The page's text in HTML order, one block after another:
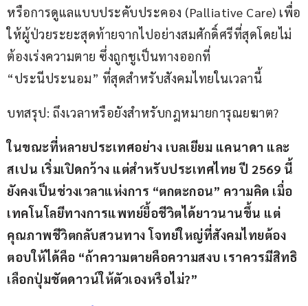
หรือการดูแลแบบประคับประคอง (Palliative Care) เพื่อ
ให้ผู้ป่วยระยะสุดท้ายจากไปอย่างสมศักดิ์ศรีที่สุดโดยไม่
ต้องเร่งความตาย ซึ่งถูกชูเป็นทางออกที่
“ประนีประนอม” ที่สุดสำหรับสังคมไทยในเวลานี้
บทสรุป: ถึงเวลาหรือยังสำหรับกฎหมายการุณยฆาต?
ในขณะที่หลายประเทศอย่าง เบลเยียม แคนาดา และ
สเปน เริ่มเปิดกว้าง แต่สำหรับประเทศไทย ปี 2569 นี้
ยังคงเป็นช่วงเวลาแห่งการ “ตกตะกอน” ความคิด เมื่อ
เทคโนโลยีทางการแพทย์ยื้อชีวิตได้ยาวนานขึ้น แต่
คุณภาพชีวิตกลับสวนทาง โจทย์ใหญ่ที่สังคมไทยต้อง
ตอบให้ได้คือ “ถ้าความตายคือความสงบ เราควรมีสิทธิ
เลือกปุ่มชัตดาวน์ให้ตัวเองหรือไม่?”